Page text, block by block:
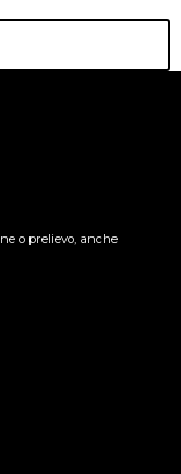
o prelievo, anche